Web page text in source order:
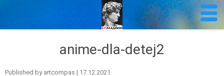
anime-dla-detej2
Published by artcompas | 17.12.2021